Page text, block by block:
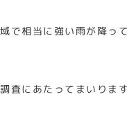
相当に強い雨が降っ
にあたってまいりま